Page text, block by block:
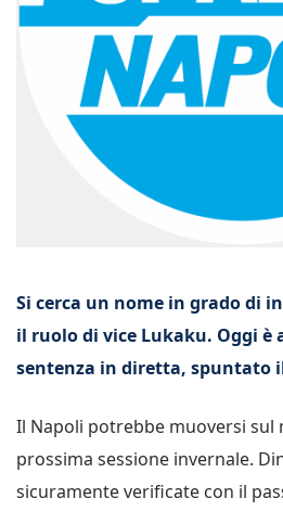
Si cerca un nome in grado di
il ruolo di vice Lukaku. Oggi
sentenza in diretta, spuntato
Il Napoli potrebbe muoversi sul
prossima sessione invernale.
sicuramente verificate con il